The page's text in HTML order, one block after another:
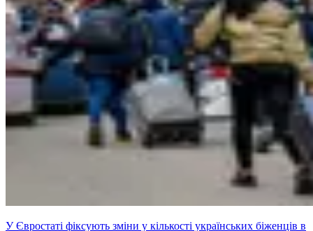
У Євростаті фіксують зміни у кількості українських біженців в